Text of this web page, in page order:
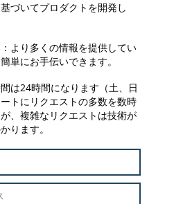
づいてプロダクトを開発し
より多くの情報を提供してい
単にお手伝いできます。
は24時間になります（土、日
トにリクエストの多数を数時
、複雑なリクエストは技術が
ります。